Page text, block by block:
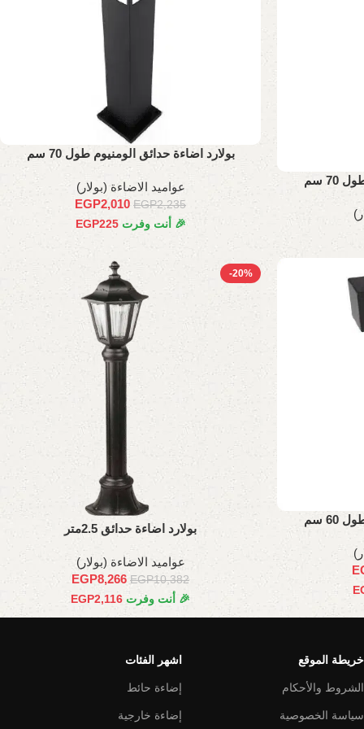
70 سم
بولارد اضاءة حدائق الومنيوم طول 70 سم
عواميد الاضاءة (بولار)
EGP2,235
EGP2,010
🎉 أنت وفرت EGP225
60 سم
-20%
بولارد اضاءة حدائق 2.5متر
عواميد الاضاءة (بولار)
EGP10,382
EGP8,266
🎉 أنت وفرت EGP2,116
خريطة الموقع
الشروط والأحكام
سياسة الخصوصية
اشهر الفئات
إضاءة حائط
إضاءة خارجية